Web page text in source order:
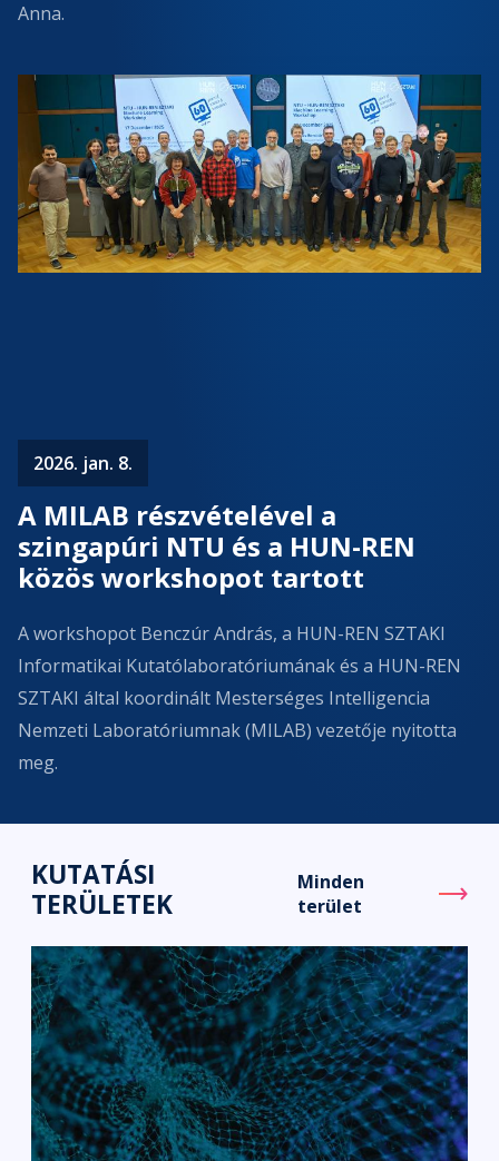
Anna.
2026. jan. 8.
A MILAB részvételével a
szingapúri NTU és a HUN-REN
közös workshopot tartott
A workshopot Benczúr András, a HUN-REN SZTAKI
Informatikai Kutatólaboratóriumának és a HUN-REN
SZTAKI által koordinált Mesterséges Intelligencia
Nemzeti Laboratóriumnak (MILAB) vezetője nyitotta
meg.
KUTATÁSI
TERÜLETEK
Minden
terület